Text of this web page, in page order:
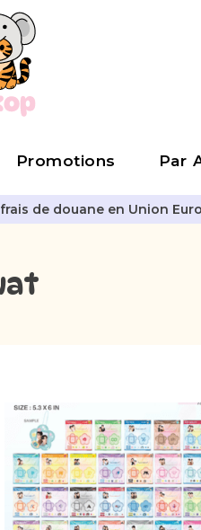
Promotions Par
de douane en Union